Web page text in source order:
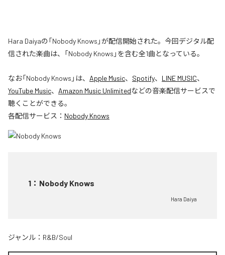
Hara Daiyaの「Nobody Knows」が配信開始された。今回デジタル配
信された楽曲は、「Nobody Knows」を含む全1曲となっている。
なお「Nobody Knows 」は、 Apple Music、 Spotify、 LINE MUSIC、
YouTube Music、 Amazon Music Unlimitedなどの音楽配信サービスで
聴くことができる。
各配信サービス： Nobody Knows
1 ： Nobody Knows
Hara Daiya
ジャンル： R&B/Soul